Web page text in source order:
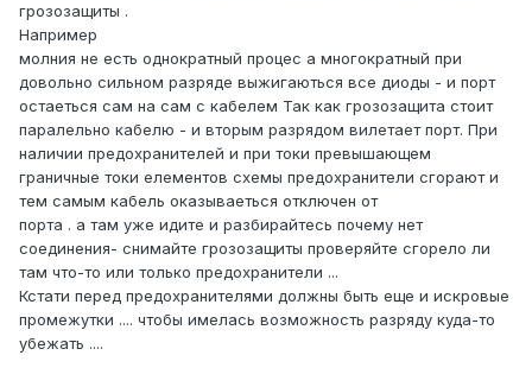
грозозащиты .
Например
молния не есть однократный процес а многократный при
довольно сильном разряде выжигаються все диоды - и порт
остаеться сам на сам с кабелем Так как грозозащита стоит
паралельно кабелю - и вторым разрядом вилетает порт. При
наличии предохранителей и при токи превышающем
граничные токи елементов схемы предохранители сгорают и
тем самым кабель оказываеться отключен от
порта . а там уже идите и разбирайтесь почему нет
соединения- снимайте грозозащиты проверяйте сгорело ли
там что-то или только предохранители ...
Кстати перед предохранителями должны быть еще и искровые
промежутки .... чтобы имелась возможность разряду куда-то
убежать ....